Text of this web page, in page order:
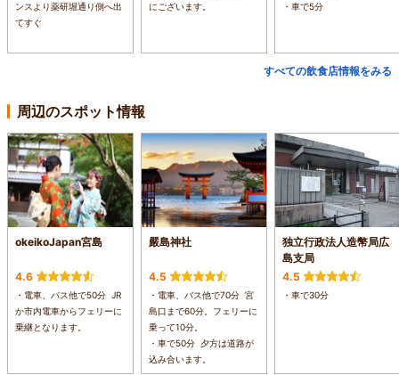
ンスより薬研堀通り側へ出
てすぐ
にございます。
・車で5分
すべての飲食店情報をみる
周辺のスポット情報
okeikoJapan宮島
4.6
・電車、バス他で50分 JR
か市内電車からフェリーに
乗継となります。
嚴島神社
4.5
・電車、バス他で70分 宮
島口まで60分。フェリーに
乗って10分。
・車で50分 夕方は道路が
込み合います。
独立行政法人造幣局広
島支局
4.5
・車で30分